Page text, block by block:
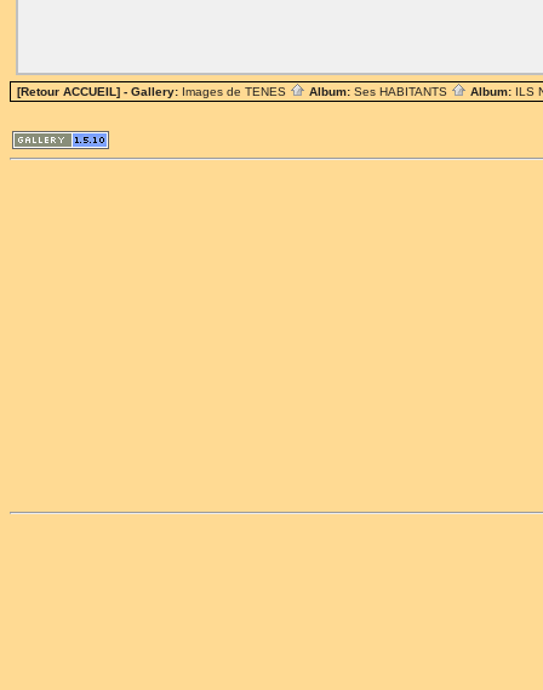
[Retour ACCUEIL] - Gallery: Images de TENES Album: Ses HABITANTS Album: ILS